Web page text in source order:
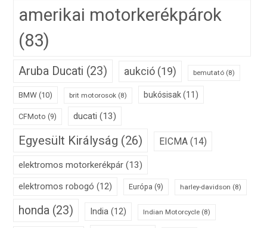
amerikai motorkerékpárok
(83)
Aruba Ducati (23) aukció (19) bemutató (8)
BMW (10) brit motorosok (8) bukósisak(11)
CFMoto (9) ducati (13)
Egyesült Királyság (26) EICMA (14)
elektromos motorkerékpár (13)
elektromos robogó (12) Európa (9) harley-davidson (8)
honda (23) India (12) Indian Motorcycle (8)